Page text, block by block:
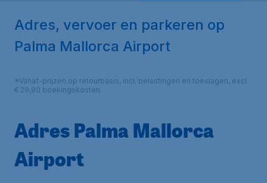
Adres, vervoer en parkeren op
Palma Mallorca Airport
*Vanaf-prijzen op retourbasis, incl. belastingen en toeslagen, excl.
€ 29,90 boekingskosten.
Adres Palma Mallorca
Airport